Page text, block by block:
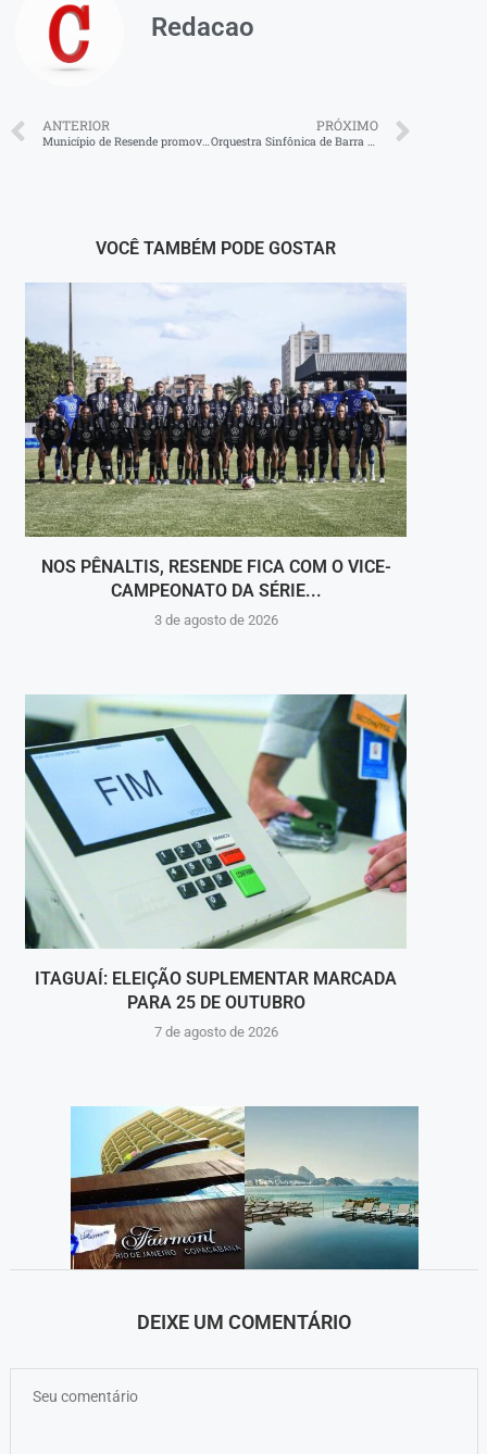
Redacao
ANTERIOR
Município de Resende promove o ‘ArraiAU do CCZ’
PRÓXIMO
Orquestra Sinfônica de Barra Mansa apresenta concerto com obras de Villa-Lobos, Arutiunian e Respighi
VOCÊ TAMBÉM PODE GOSTAR
NOS PÊNALTIS, RESENDE FICA COM O VICE-
CAMPEONATO DA SÉRIE...
3 de agosto de 2026
ITAGUAÍ: ELEIÇÃO SUPLEMENTAR MARCADA
PARA 25 DE OUTUBRO
7 de agosto de 2026
DEIXE UM COMENTÁRIO